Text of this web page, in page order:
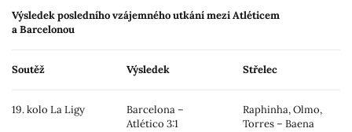
Výsledek posledního vzájemného utkání mezi Atléticem
a Barcelonou
Soutěž Výsledek Střelec
19. kolo La Ligy
Barcelona –
Atlético 3:1
Raphinha, Olmo,
Torres – Baena